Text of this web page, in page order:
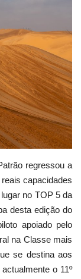
regressou a
capacidades
no TOP 5 da
desta edição do
apoiado pelo
na Classe mais
se destina aos
o 11º